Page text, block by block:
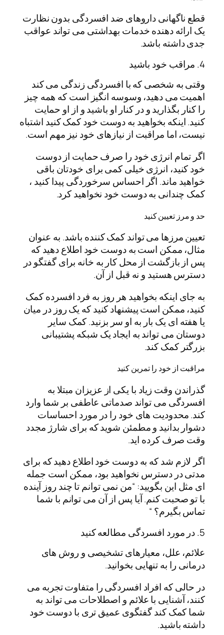
قطع ناگهانی داروهای ضد افسردگی بدون نظارت
یک ارائه دهنده خدمات بهداشتی می تواند عواقب
جدی داشته باشد.
4. مراقب خود باشید
وقتی به شخصی که با افسردگی زندگی می کند
اهمیت می دهید، وسوسه انگیز است که همه چیز
را کنار بگذارید و در کنار او باشید و از او حمایت
کنید. اینکه بخواهید به دوست خود کمک کنید اشتباه
نیست، اما مراقبت از نیازهای خود نیز مهم است.
اگر تمام انرژی خود را صرف حمایت از دوست
خود کنید، انرژی خیلی کمی برای خودتان باقی
خواهید ماند. اگر احساس سرخوردگی پیدا کنید ،
کمک چندانی به دوست خود نخواهید کرد.
حد و مرز تعیین کنید
تعیین مرزها می تواند کمک کننده باشد. به عنوان
مثال، ممکن است به دوست خود اطلاع دهید که
پس از بازگشت از محل کار به خانه برای گفتگو در
دسترس هستید و نه قبل از آن.
به جای اینکه بخواهید هر روز به فرد افسرده کمک
کنید، ممکن است پیشنهاد کنید که یک روز در میان
یا هفته ای یک بار به او سر بزنید. کمک سایر
دوستان می تواند به ایجاد یک شبکه پشتیبانی
بزرگتر کمک کند.
مراقبت از خود را تمرین کنید
گذراندن وقت زیاد با یکی از عزیزان مبتلا به
افسردگی می تواند صدماتی عاطفی بر شما وارد
کند. محدودیت های خود را در مورد احساسات
دشوار بدانید و مطمئن شوید که برای شارژ مجدد
وقت صرف کرده اید.
اگر لازم شد که به دوست خود اطلاع دهید که برای
مدتی در دسترس نخواهید بود، ممکن است جمله
ای مثل این بگویید: “من نمی توانم تا چند روز آینده
با تو صحبت کنم. آیا پس از آن می توانم با شما
تماس بگیرم؟ “
5. در مورد افسردگی مطالعه کنید
علائم، علل، معیارهای تشخیصی و روش های
درمانی را به تنهایی بخوانید.
در حالی که افراد افسردگی را متفاوت تجربه می
کنند، آشنایی با علائم و اصطلاحات می تواند به
شما کمک کند گفتگوی عمیق تری با دوست خود
داشته باشید.